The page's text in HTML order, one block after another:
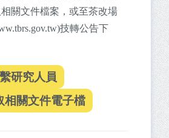
關文件檔案，或至茶改場
技轉公告下